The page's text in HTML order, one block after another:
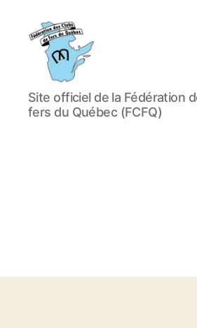
Fédération
des
clubs
Site officiel de la Fédération
fers du Québec (FCFQ)